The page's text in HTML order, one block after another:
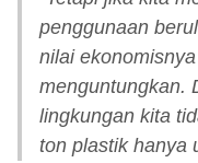
penggunaan
nilai
menguntungkan.
lingkungan kita
ton plastik hanya